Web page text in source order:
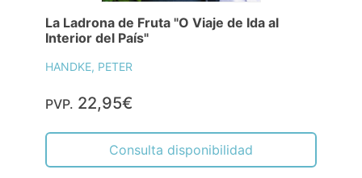
La Ladrona de Fruta "O Viaje de Ida al
Interior del País"
HANDKE, PETER
PVP. 22,95€
Consulta disponibilidad